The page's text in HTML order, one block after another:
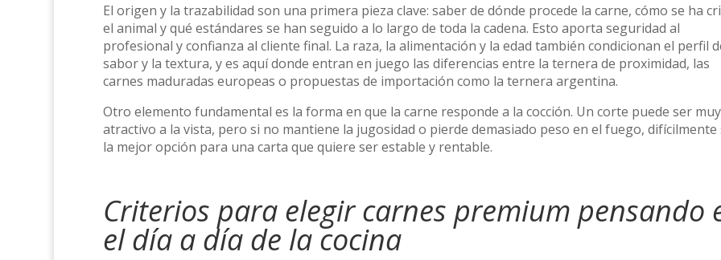
El origen y la trazabilidad son una primera pieza clave: saber de dónde procede la carne, cómo se ha
el animal y qué estándares se han seguido a lo largo de toda la cadena. Esto aporta seguridad al
profesional y confianza al cliente final. La raza, la alimentación y la edad también condicionan el perfil
sabor y la textura, y es aquí donde entran en juego las diferencias entre la ternera de proximidad, las
carnes maduradas europeas o propuestas de importación como la ternera argentina.
Otro elemento fundamental es la forma en que la carne responde a la cocción. Un corte puede ser muy
atractivo a la vista, pero si no mantiene la jugosidad o pierde demasiado peso en el fuego, difícilmente
la mejor opción para una carta que quiere ser estable y rentable.
Criterios para elegir carnes premium pensando
el día a día de la cocina